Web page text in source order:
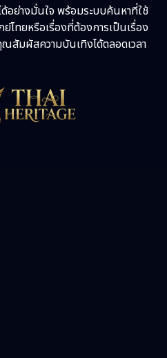
(6)
(1)
น
ด้อย่างมั่นใจ พร้อมระบบค้นหาที่ใช้
ไทยหรือเรื่องที่ต้องการเป็นเรื่อง
สัมผัสความบันเทิงได้ตลอดเวลา